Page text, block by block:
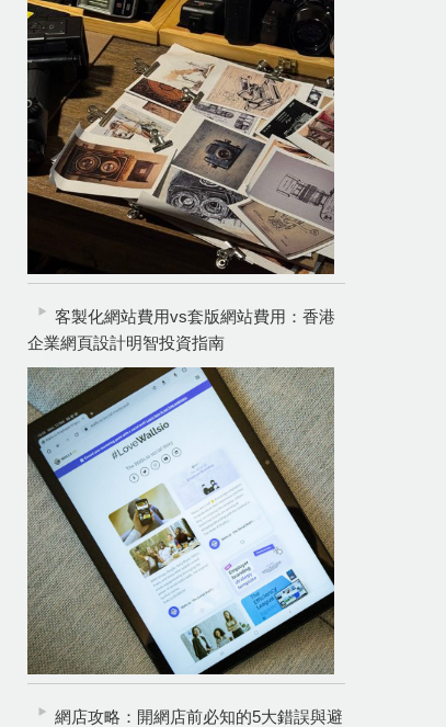
客製化網站費用vs套版網站費用：香港
企業網頁設計明智投資指南
網店攻略：開網店前必知的5大錯誤與避